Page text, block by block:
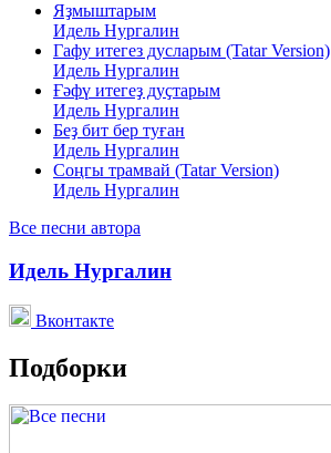
Яҙмыштарым
Идель Нургалин
Гафу итегез дусларым (Tatar Version)
Идель Нургалин
Ғәфү итегеҙ дуҫтарым
Идель Нургалин
Беҙ бит бер туған
Идель Нургалин
Соңгы трамвай (Tatar Version)
Идель Нургалин
Все песни автора
Идель Нургалин
Вконтакте
Подборки